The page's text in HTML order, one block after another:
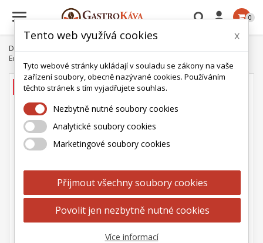
 0
Domů
Embassy Cartago profesionální kávovar
AKCE
Tento web využívá cookies x
Tyto webové stránky ukládají v souladu se zákony na vaše
zařízení soubory, obecně nazývané cookies. Používáním
těchto stránek s tím vyjadřujete souhlas.
Nezbytně nutné soubory cookies
Analytické soubory cookies
Marketingové soubory cookies
Přijmout všechny soubory cookies
Povolit jen nezbytně nutné cookies
Více informací